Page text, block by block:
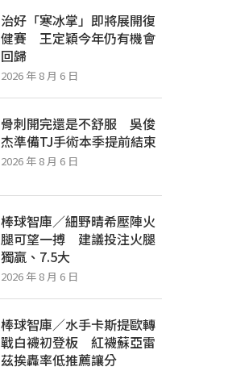
治好「寒冰掌」即將展開復
健賽 王定穎今年仍有機會
回歸
2026 年 8 月 6 日
骨刺開完還是不舒服 吳俊
杰準備TJ手術本季提前結束
2026 年 8 月 6 日
棒球智庫／細野晴希壓陣火
腿可望一搏 建議投注火腿
獨贏、7.5大
2026 年 8 月 6 日
棒球智庫／水手卡斯提歐轉
戰白襪初登板 紅襪蘇亞雷
茲挨轟率低推薦讓分